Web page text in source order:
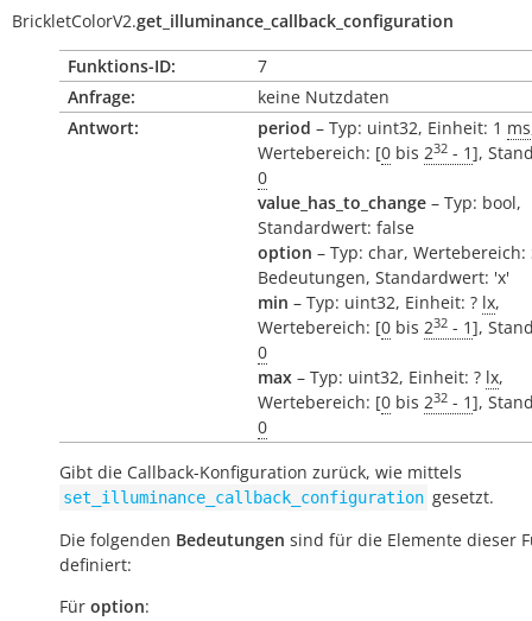
BrickletColorV2.get_illuminance_callback_configuration
Funktions-ID:
7
Anfrage:
keine Nutzdaten
Antwort:
period – Typ: uint32, Einheit: 1 ms
Wertebereich: [0 bis 232 - 1],
0
value_has_to_change – Typ: bool,
Standardwert: false
option – Typ: char, Wertebereich:
Bedeutungen, Standardwert: 'x'
min – Typ: uint32, Einheit: ? lx,
Wertebereich: [0 bis 232 - 1],
0
max – Typ: uint32, Einheit: ? lx,
Wertebereich: [0 bis 232 - 1],
0
Gibt die Callback-Konfiguration zurück, wie mittels
set_illuminance_callback_configuration gesetzt.
Die folgenden Bedeutungen sind für die Elemente dieser
definiert:
Für option: